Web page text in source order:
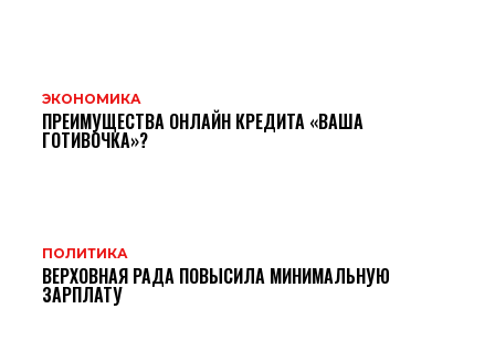
ЭКОНОМИКА
ПРЕИМУЩЕСТВА ОНЛАЙН КРЕДИТА «ВАША
ГОТИВОЧКА»?
ПОЛИТИКА
ВЕРХОВНАЯ РАДА ПОВЫСИЛА МИНИМАЛЬНУЮ
ЗАРПЛАТУ